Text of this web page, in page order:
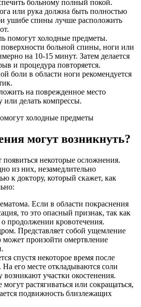
больному полный покой.
или рука должна быть полностью
ушибе спины лучше расположить
помогут холодные предметы.
больной спины, ноги или
на 10-15 минут. Затем делается
и процедура повторяется.
боли в области ноги рекомендуется
на поврежденное место
или делать компрессы.
могут возникнуть?
некоторые осложнения.
из них, незамедлительно
к доктору, который скажет, как
Если в области покраснения
то это опасный признак, так как
продолжении кровотечения.
Представляет собой ущемление
произойти омертвление
спустя некоторое время после
его месте откладываются соли
возникают участки окостенения.
растягиваться или сокращаться,
подвижность близлежащих